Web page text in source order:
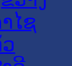
ໄຊ